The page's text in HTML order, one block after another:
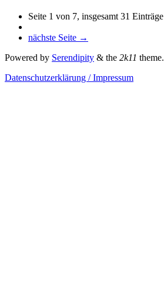
Seite 1 von 7, insgesamt 31 Einträge
nächste Seite →
Powered by Serendipity & the 2k11 theme.
Datenschutzerklärung / Impressum